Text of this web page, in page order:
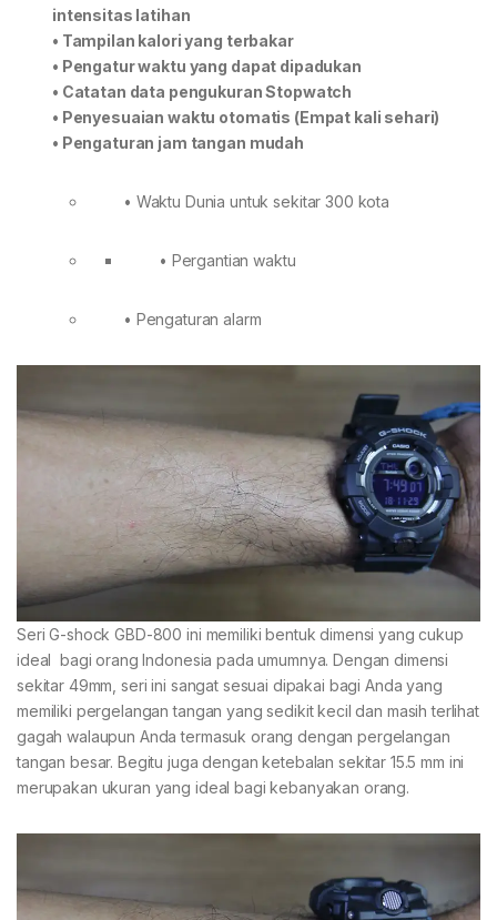
intensitas latihan
• Tampilan kalori yang terbakar
• Pengatur waktu yang dapat dipadukan
• Catatan data pengukuran Stopwatch
• Penyesuaian waktu otomatis (Empat kali sehari)
• Pengaturan jam tangan mudah
• Waktu Dunia untuk sekitar 300 kota
• Pergantian waktu
• Pengaturan alarm
Seri G-shock GBD-800 ini memiliki bentuk dimensi yang cukup
ideal bagi orang Indonesia pada umumnya. Dengan dimensi
sekitar 49mm, seri ini sangat sesuai dipakai bagi Anda yang
memiliki pergelangan tangan yang sedikit kecil dan masih terlihat
gagah walaupun Anda termasuk orang dengan pergelangan
tangan besar. Begitu juga dengan ketebalan sekitar 15.5 mm ini
merupakan ukuran yang ideal bagi kebanyakan orang.